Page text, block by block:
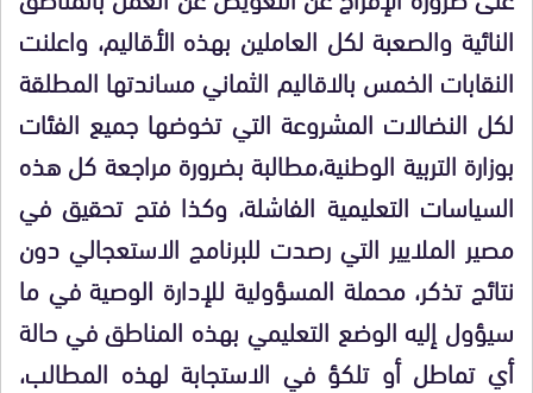
النائية والصعبة لكل العاملين بهذه الأقاليم، واعلنت
النقابات الخمس بالاقاليم الثماني مساندتها المطلقة
لكل النضالات المشروعة التي تخوضها جميع الفئات
بوزارة التربية الوطنية،مطالبة بضرورة مراجعة كل هذه
السياسات التعليمية الفاشلة، وكذا فتح تحقيق في
مصير الملايير التي رصدت للبرنامج الاستعجالي دون
نتائج تذكر، محملة المسؤولية للإدارة الوصية في ما
سيؤول إليه الوضع التعليمي بهذه المناطق في حالة
أي تماطل أو تلكؤ في الاستجابة لهذه المطالب،